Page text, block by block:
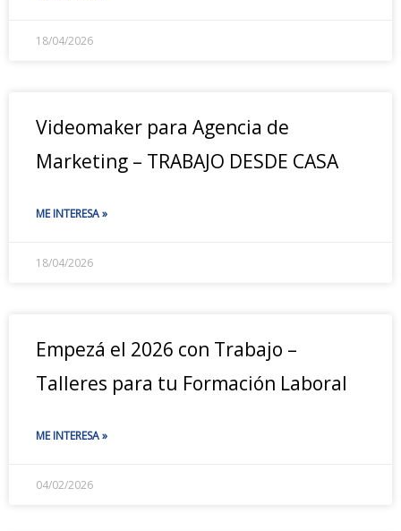
18/04/2026
Videomaker para Agencia de
Marketing – TRABAJO DESDE CASA
ME INTERESA »
18/04/2026
Empezá el 2026 con Trabajo –
Talleres para tu Formación Laboral
ME INTERESA »
04/02/2026